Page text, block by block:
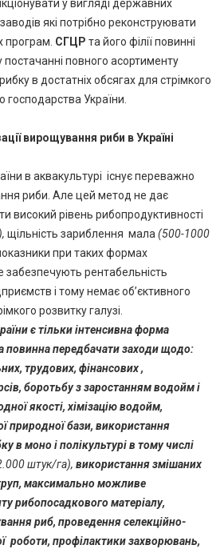
у вигляді державних
які потрібно реконструювати
програм. СГЦР та його філії повинні
повного асортименту
в достатніх обсягах для стрімкого
господарства України.
риби в Україні
в аквакультурі існує переважно
риби. Але цей метод не дає
високий рівень рибопродуктивності
щільність зариблення мала (500-1000
при таких формах
забезпечують рентабельність
і тому немає об’єктивного
розвитку галузі.
є тільки інтенсивна форма
повинна передбачати заходи щодо:
трудових, фінансових ,
боротьбу з заростанням водойм і
якості, хімізацію водойм,
природної бази, використання
в моно і полікультурі в тому числі
штук/га), використання змішаних
максимально можливе
рибопосадкового матеріалу,
риб, проведення селекційно-
роботи, профілактики захворювань,